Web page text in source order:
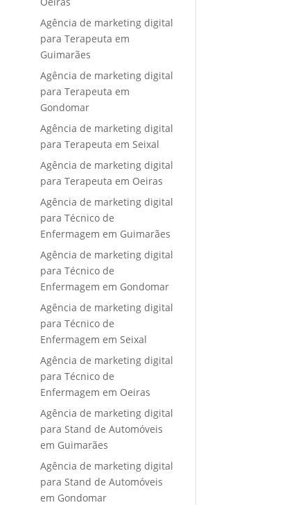
Agência de marketing digital
para Terapeuta em
Guimarães
Agência de marketing digital
para Terapeuta em
Gondomar
Agência de marketing digital
para Terapeuta em Seixal
Agência de marketing digital
para Terapeuta em Oeiras
Agência de marketing digital
para Técnico de
Enfermagem em Guimarães
Agência de marketing digital
para Técnico de
Enfermagem em Gondomar
Agência de marketing digital
para Técnico de
Enfermagem em Seixal
Agência de marketing digital
para Técnico de
Enfermagem em Oeiras
Agência de marketing digital
para Stand de Automóveis
em Guimarães
Agência de marketing digital
para Stand de Automóveis
em Gondomar